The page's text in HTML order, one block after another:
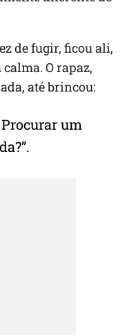
de fugir, ficou ali,
O rapaz,
até brincou:
Procurar um